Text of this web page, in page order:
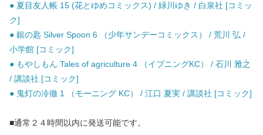
● 夏目友人帳 15 (花とゆめコミックス) / 緑川ゆき / 白泉社 [コミッ
ク]
● 銀の匙 Silver Spoon 6 （少年サンデーコミックス） / 荒川 弘 /
小学館 [コミック]
● もやしもん Tales of agriculture 4 （イブニングKC） / 石川 雅之
/ 講談社 [コミック]
● 鬼灯の冷徹 1 （モーニング KC） / 江口 夏実 / 講談社 [コミック]
■通常２４時間以内に発送可能です。